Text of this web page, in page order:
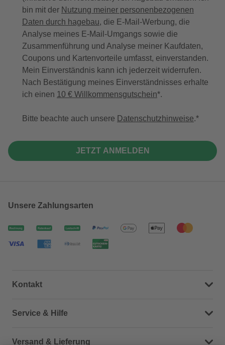
bin mit der Nutzung meiner personenbezogenen
Daten durch hagebau, die E-Mail-Werbung, die
Analyse meines E-Mail-Umgangs sowie die
Zusammenführung und Analyse meiner Kaufdaten,
Coupons und Kartenvorteile umfasst, einverstanden.
Mein Einverständnis kann ich jederzeit widerrufen.
Nach Bestätigung meines Einverständnisses erhalte
ich einen 10 € Willkommensgutschein*.
Bitte beachte auch unsere Datenschutzhinweise.
JETZT ANMELDEN
Unsere Zahlungsarten
Kontakt
Dein Kontakt zu uns
Service & Hilfe
Häufige Fragen (FAQ)
Versand & Lieferung